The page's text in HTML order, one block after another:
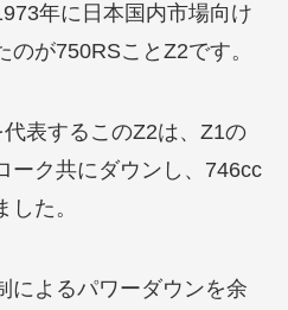
年に日本国内市場向け
が750RSことZ2です。
表するこのZ2は、Z1の
ーク共にダウンし、746cc
た。
によるパワーダウンを余